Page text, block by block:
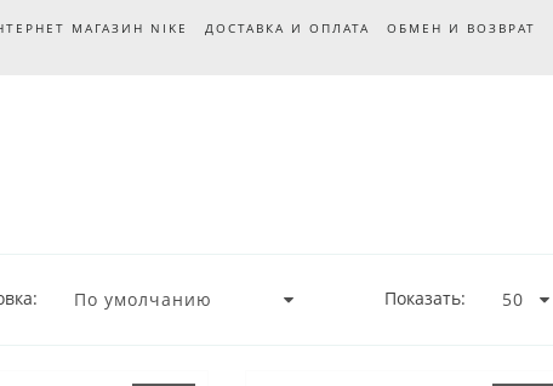
МАГАЗИН NIKE ДОСТАВКА И ОПЛАТА ОБМЕН И ВОЗВРАТ
Показать: